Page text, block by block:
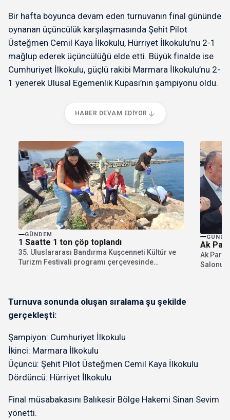
Bir hafta boyunca devam eden turnuvanın final gününde
oynanan üçüncülük karşılaşmasında Şehit Pilot
Üsteğmen Cemil Kaya İlkokulu, Hürriyet İlkokulu’nu 2-1
mağlup ederek üçüncülüğü elde etti. Büyük finalde ise
Cumhuriyet İlkokulu, güçlü rakibi Marmara İlkokulu’nu 2-
1 yenerek Ulusal Egemenlik Kupası’nın şampiyonu oldu.
HABER DEVAM EDIYOR
GÜNDEM
1 Saatte 1 ton çöp toplandı
35. Uluslararası Bandırma Kuşcenneti Kültür ve
Turizm Festivali programı çerçevesinde
Ak
Ak Parti
Turnuva sonunda oluşan sıralama şu şekilde
gerçekleşti:
Şampiyon: Cumhuriyet İlkokulu
İkinci: Marmara İlkokulu
Üçüncü: Şehit Pilot Üsteğmen Cemil Kaya İlkokulu
Dördüncü: Hürriyet İlkokulu
Final müsabakasını Balıkesir Bölge Hakemi Sinan Sevim
yönetti.